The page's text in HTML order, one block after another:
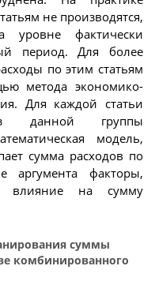
не производятся,
фактически
период. Для более
по этим статьям
метода экономико-
Для каждой статьи
данной группы
модель,
сумма расходов по
аргумента факторы,
влияние на сумму
суммы
комбинированного